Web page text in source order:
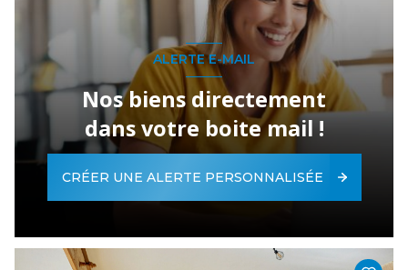
ALERTE E-MAIL
Nos biens directement
dans votre boite mail !
CRÉER UNE ALERTE PERSONNALISÉE